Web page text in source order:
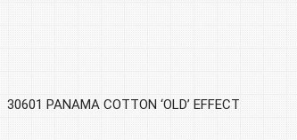
30601 PANAMA COTTON ‘OLD’ EFFECT